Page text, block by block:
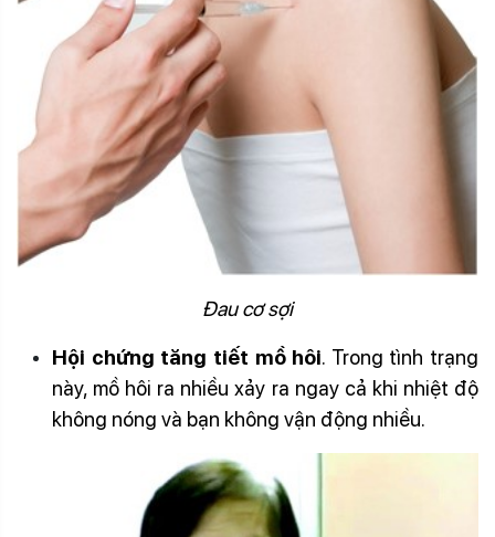
Đau cơ sợi
Hội chứng tăng tiết mồ hôi. Trong tình trạng
này, mồ hôi ra nhiều xảy ra ngay cả khi nhiệt độ
không nóng và bạn không vận động nhiều.